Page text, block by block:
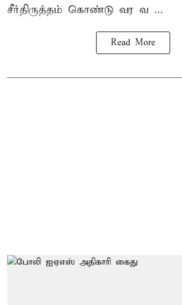
சீர்திருத்தம் கொண்டு வர வ ...
Read More